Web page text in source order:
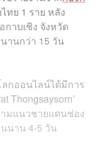
ย 1 ราย หลัง
าบเชิง จังหวัด
านกว่า 15 วัน
ลกออนไลน์ได้มีการ
Thongsaysorn’
มแนวชายแดนช่อง
นาน 4-5 วัน